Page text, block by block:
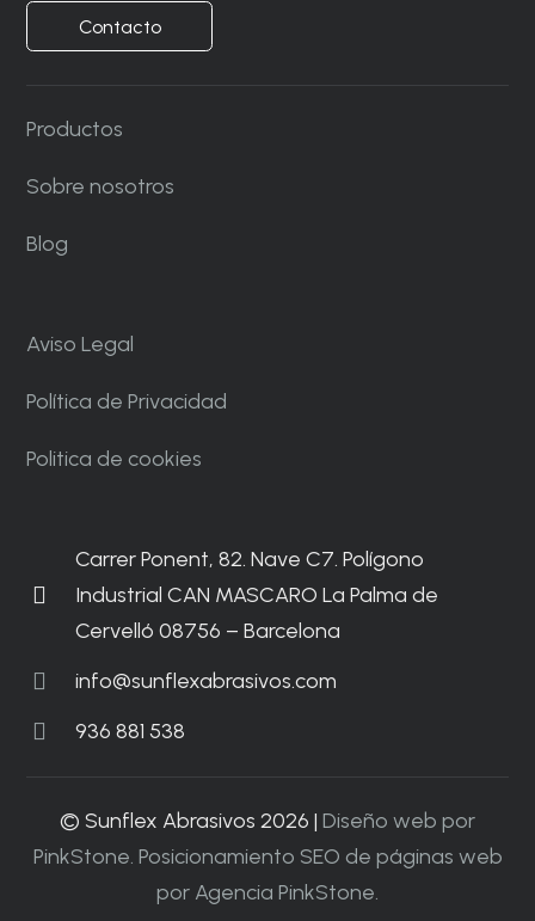
Contacto
Productos
Sobre nosotros
Blog
Aviso Legal
Política de Privacidad
Politica de cookies
Carrer Ponent, 82. Nave C7. Polígono
Industrial CAN MASCARO La Palma de
Cervelló 08756 – Barcelona
info@sunflexabrasivos.com
936 881 538
© Sunflex Abrasivos 2026 | Diseño web por
PinkStone. Posicionamiento SEO de páginas web
por Agencia PinkStone.